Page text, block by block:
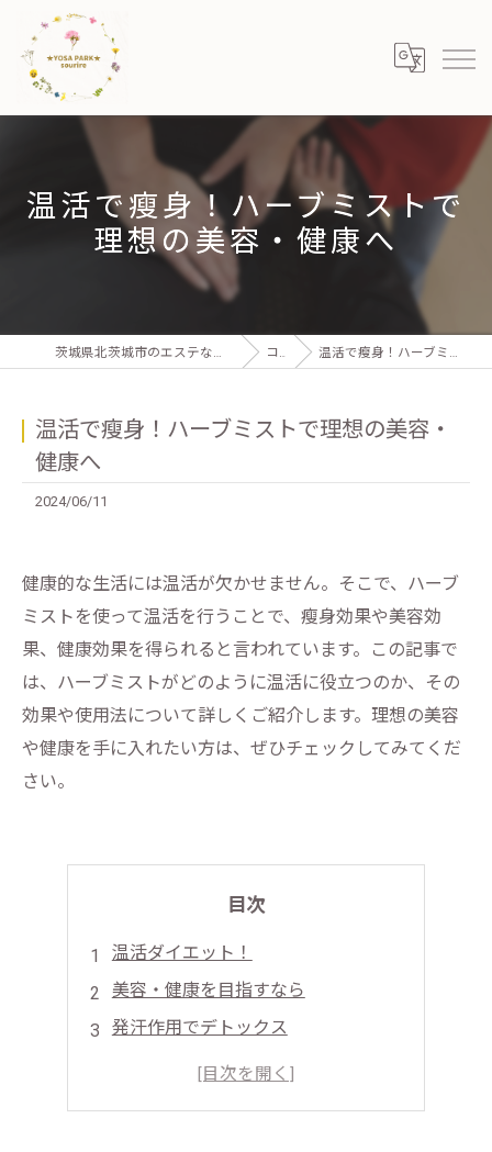
温活で瘦身！ハーブミストで
理想の美容・健康へ
茨城県北茨城市のエステならYOSA PARK sourire 北茨城店 コラム 温活で瘦身！ハーブミストで理想の美容・健康へ
温活で瘦身！ハーブミストで理想の美容・
健康へ
2024/06/11
健康的な生活には温活が欠かせません。そこで、ハーブ
ミストを使って温活を行うことで、瘦身効果や美容効
果、健康効果を得られると言われています。この記事で
は、ハーブミストがどのように温活に役立つのか、その
効果や使用法について詳しくご紹介します。理想の美容
や健康を手に入れたい方は、ぜひチェックしてみてくだ
さい。
目次
温活ダイエット！
美容・健康を目指すなら
発汗作用でデトックス
リラックス効果も抜群！